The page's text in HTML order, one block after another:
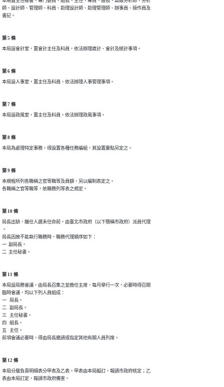
師、設計師、管理師、科員、助理設計師、助理管理師、辦事員、操作員及
書記。
第 5 條
本局設會計室，置會計主任及科員，依法辦理歲計、會計及統計事項。
第 6 條
本局設人事室，置主任及科員，依法辦理人事管理事項。
第 7 條
本局設政風室，置主任及科員，依法辦理政風事項。
第 8 條
本局為處理特定事務，得設置各種任務編組，其設置要點另定之。
第 9 條
本規程所列各職稱之官等職等及員額，另以編制表定之。
各職稱之官等職等，依職務列等表之規定。
第 10 條
局長出缺，繼任人選未任命前，由臺北市政府（以下簡稱市政府）派員代理
。
局長因故不能執行職務時，職務代理順序如下：
一  副局長。
二  主任秘書。
第 11 條
本局設局務會議，由局長召集之並擔任主席，每月舉行一次，必要時得召開
臨時會議，均以下列人員組成：
一   局長。
二   副局長。
三   主任秘書。
四   組長。
五   主任。
前項會議必要時，得由局長邀請或指定其他有關人員列席。
第 12 條
本局分層負責明細表分甲表及乙表。甲表由本局擬訂，報請市政府核定；乙
表由本局訂定，報請市政府備查。